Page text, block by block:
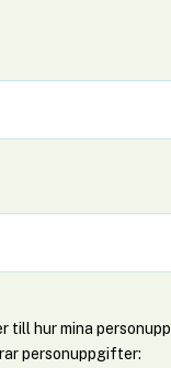
till hur mina
personuppgifter: